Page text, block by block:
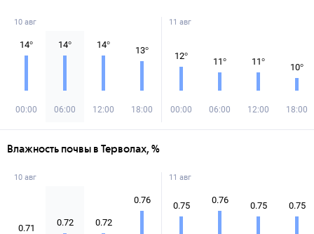
10 авг
14°
00:00
14°
06:00
14°
12:00
13°
18:00
11 авг
12°
00:00
11°
06:00
11°
12:00
10°
18:00
Влажность почвы в Терволах, %
10 авг
0.71
0.72 0.72
0.76
11 авг
0.75
0.76
0.75 0.75